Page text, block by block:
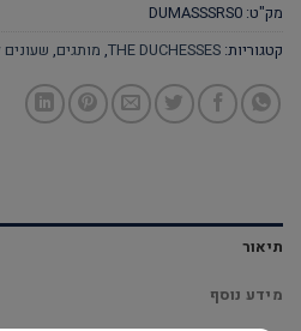
מק"ט: DUMASSSRS0
קטגוריות: THE DUCHESSES
, מותגים,
תיאור
מידע נוסף